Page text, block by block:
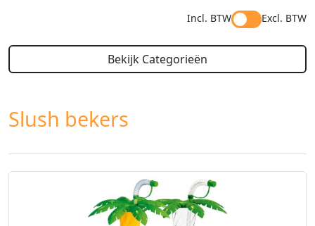
Incl. BTW
Excl. BTW
Bekijk Categorieën
Slush bekers